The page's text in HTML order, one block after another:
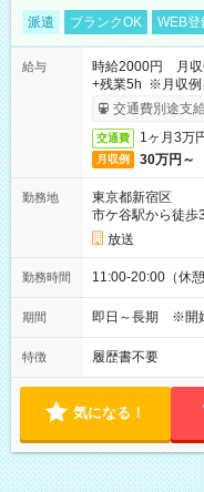
派遣 ブランクOK WEB登
給与
時給2000円 月収
+残業5h ※月収例
取りサービス利用
交通費別途支
交通費 1ヶ月3万
月収例 30万円～
勤務地
東京都新宿区
市ケ谷駅から徒歩
放送
勤務時間 11:00-20:00（休
期間 即日～長期 ※開
特徴 履歴書不要
気になる！